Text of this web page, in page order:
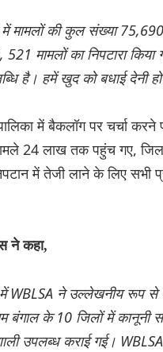
मामलों की कुल संख्या
521 मामलों का निपटारा
है। हमें खुद को बधाई देनी
में बैकलॉग पर चर्चा
24 लाख तक पहुंच गए, जिला
में तेजी लाने के लिए सभी
ने कहा,
में WBLSA ने उल्लेखनीय रूप से
बंगाल के 10 जिलों में कानूनी
उपलब्ध कराई गई। WBLSA